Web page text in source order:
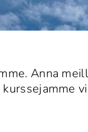
Anna